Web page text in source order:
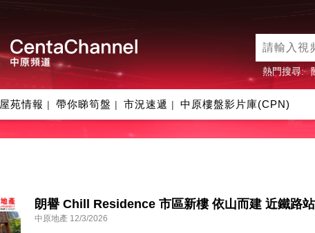
熱門搜尋:
屋苑情報 | 帶你睇筍盤 | 市況速遞 | 中原樓盤影片庫(CPN)
朗譽 Chill Residence 市區新樓 依山而建 近鐵路
中原地產 12/3/2026